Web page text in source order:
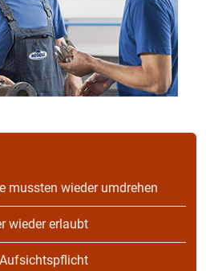
mussten wieder umdrehen
wieder erlaubt